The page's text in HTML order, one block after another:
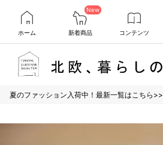
ホーム
New
新着商品 コンテンツ
夏のファッション入荷中！最新一覧はこちら>>